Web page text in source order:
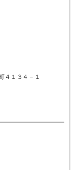
４１３４－１